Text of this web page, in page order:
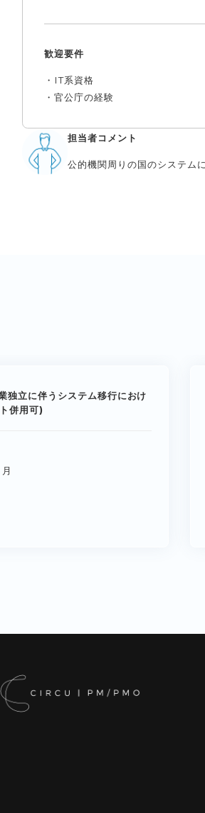
歓迎要件
・IT系資格
・官公庁の経験
担当者コメント
公的機関周りの国のシステム
独立に伴うシステム移行におけ
併用可)